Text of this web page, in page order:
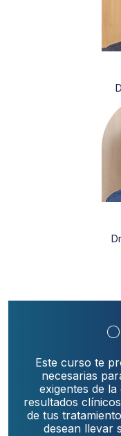
Este curso te
necesarias
exigentes de
resultados
de tus
desean llevar